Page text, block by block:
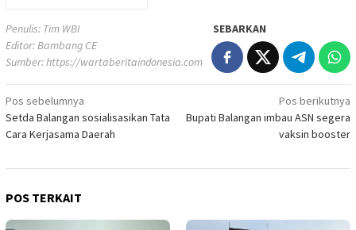
Penulis: Tim WBI
Editor: Bambang CE
Sumber:https://wartaberitaindonesia.com
SEBARKAN
Navigasi
pos
Pos sebelumnya
Setda Balangan sosialisasikan Tata
Cara Kerjasama Daerah
Pos berikutnya
Bupati Balangan imbau ASN segera
vaksin booster
POS TERKAIT